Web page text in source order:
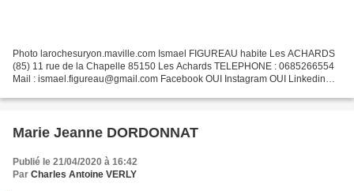
Photo larochesuryon.maville.com Ismael FIGUREAU habite Les ACHARDS
(85) 11 rue de la Chapelle 85150 Les Achards TELEPHONE : 0685266554
Mail : ismael.figureau@gmail.com Facebook OUI Instagram OUI Linkedin
Marie Jeanne DORDONNAT
Publié le 21/04/2020 à 16:42
Par Charles Antoine VERLY